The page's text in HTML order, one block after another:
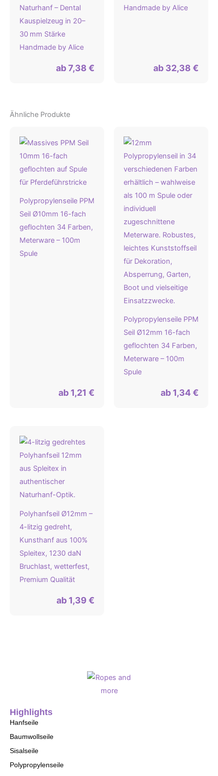
Naturhanf – Dental
Kauspielzeug in 20–
30 mm Stärke
Handmade by Alice
ab7,38 €
Handmade by Alice
ab 32,38 €
Ähnliche Produkte
Polypropylenseile PPM
Seil Ø10mm 16-fach
geflochten 34 Farben,
Meterware – 100m
Spule
ab 1,21 €
Polypropylenseile PPM
Seil Ø12mm 16-fach
geflochten 34 Farben,
Meterware – 100m
Spule
ab 1,34€
Polyhanfseil Ø12mm –
4-litzig gedreht,
Kunsthanf aus 100%
Spleitex, 1230 daN
Bruchlast, wetterfest,
Premium Qualität
ab 1,39 €
Highlights
Hanfseile
Baumwollseile
Sisalseile
Polypropylenseile